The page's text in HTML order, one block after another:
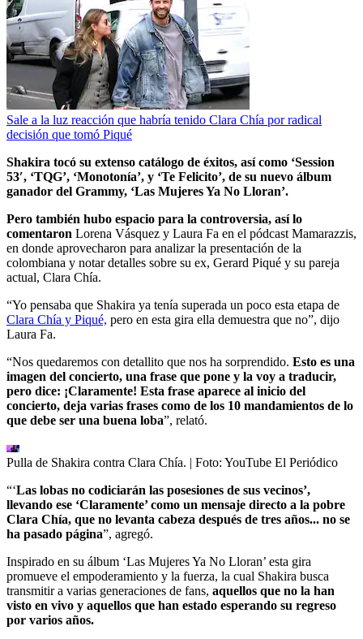
Sale a la luz reacción que habría tenido Clara Chía por radical
decisión que tomó Piqué
Shakira tocó su extenso catálogo de éxitos, así como ‘Session
53′, ‘TQG’, ‘Monotonía’, y ‘Te Felicito’, de su nuevo álbum
ganador del Grammy, ‘Las Mujeres Ya No Lloran’.
Pero también hubo espacio para la controversia, así lo
comentaron Lorena Vásquez y Laura Fa en el pódcast Mamarazzis,
en donde aprovecharon para analizar la presentación de la
colombiana y notar detalles sobre su ex, Gerard Piqué y su pareja
actual, Clara Chía.
“Yo pensaba que Shakira ya tenía superada un poco esta etapa de
Clara Chía y Piqué, pero en esta gira ella demuestra que no”, dijo
Laura Fa.
“Nos quedaremos con detallito que nos ha sorprendido. Esto es una
imagen del concierto, una frase que pone y la voy a traducir,
pero dice: ¡Claramente! Esta frase aparece al inicio del
concierto, deja varias frases como de los 10 mandamientos de lo
que debe ser una buena loba”, relató.
Pulla de Shakira contra Clara Chía. | Foto: YouTube El Periódico
“‘Las lobas no codiciarán las posesiones de sus vecinos’,
llevando ese ‘Claramente’ como un mensaje directo a la pobre
Clara Chía, que no levanta cabeza después de tres años... no se
ha pasado página”, agregó.
Inspirado en su álbum ‘Las Mujeres Ya No Lloran’ esta gira
promueve el empoderamiento y la fuerza, la cual Shakira busca
transmitir a varias generaciones de fans, aquellos que no la han
visto en vivo y aquellos que han estado esperando su regreso
por varios años.